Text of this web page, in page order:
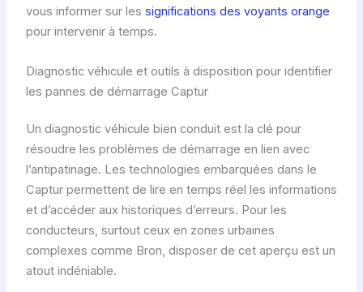
vous informer sur les significations des voyants orange
pour intervenir à temps.
Diagnostic véhicule et outils à disposition pour identifier
les pannes de démarrage Captur
Un diagnostic véhicule bien conduit est la clé pour
résoudre les problèmes de démarrage en lien avec
l’antipatinage. Les technologies embarquées dans le
Captur permettent de lire en temps réel les informations
et d’accéder aux historiques d’erreurs. Pour les
conducteurs, surtout ceux en zones urbaines
complexes comme Bron, disposer de cet aperçu est un
atout indéniable.